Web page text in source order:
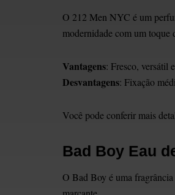
O 212 Men NYC é um
modernidade com um toque
Vantagens: Fresco, versátil
Desvantagens: Fixação
Você pode conferir mais
Bad Boy Eau
O Bad Boy é uma fragrância